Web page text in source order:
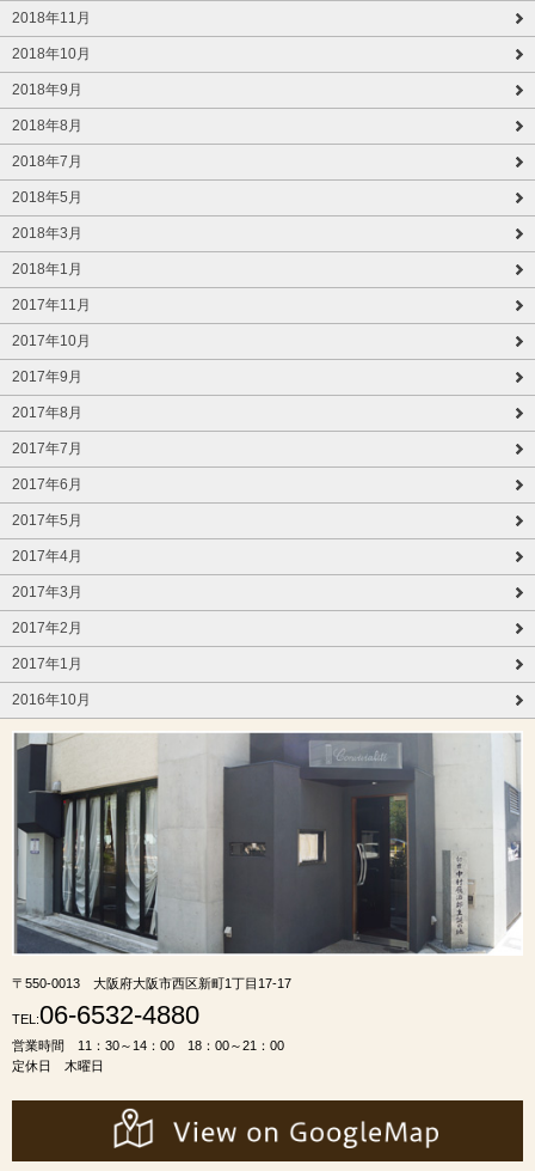
2018年11月
2018年10月
2018年9月
2018年8月
2018年7月
2018年5月
2018年3月
2018年1月
2017年11月
2017年10月
2017年9月
2017年8月
2017年7月
2017年6月
2017年5月
2017年4月
2017年3月
2017年2月
2017年1月
2016年10月
〒550-0013 大阪府大阪市西区新町1丁目17-17
TEL:06-6532-4880
営業時間 11：30～14：00 18：00～21：00
定休日 木曜日